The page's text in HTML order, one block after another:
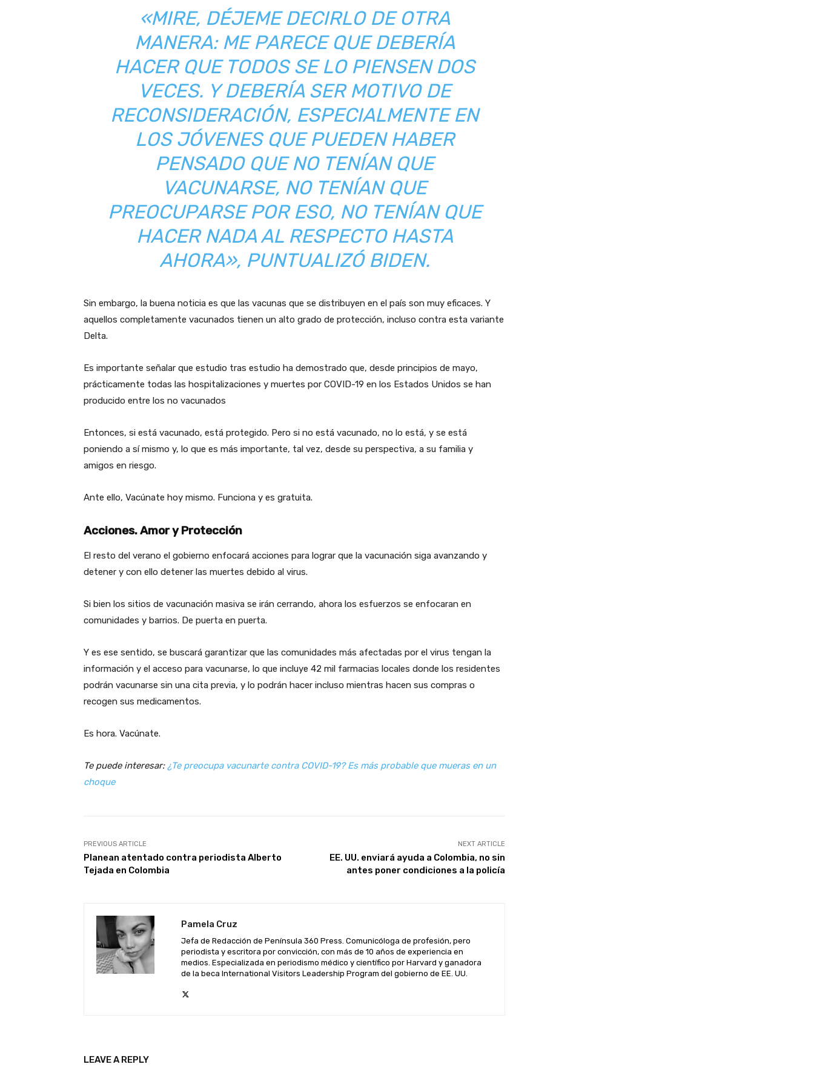
«MIRE, DÉJEME DECIRLO DE OTRA
MANERA: ME PARECE QUE DEBERÍA
HACER QUE TODOS SE LO PIENSEN DOS
VECES. Y DEBERÍA SER MOTIVO DE
RECONSIDERACIÓN, ESPECIALMENTE EN
LOS JÓVENES QUE PUEDEN HABER
PENSADO QUE NO TENÍAN QUE
VACUNARSE, NO TENÍAN QUE
PREOCUPARSE POR ESO, NO TENÍAN QUE
HACER NADA AL RESPECTO HASTA
AHORA», PUNTUALIZÓ BIDEN.
Sin embargo, la buena noticia es que las vacunas que se distribuyen en el país son muy eficaces. Y
aquellos completamente vacunados tienen un alto grado de protección, incluso contra esta variante
Delta.
Es importante señalar que estudio tras estudio ha demostrado que, desde principios de mayo,
prácticamente todas las hospitalizaciones y muertes por COVID-19 en los Estados Unidos se han
producido entre los no vacunados
Entonces, si está vacunado, está protegido. Pero si no está vacunado, no lo está, y se está
poniendo a sí mismo y, lo que es más importante, tal vez, desde su perspectiva, a su familia y
amigos en riesgo.
Ante ello, Vacúnate hoy mismo. Funciona y es gratuita.
Acciones. Amor y Protección
El resto del verano el gobierno enfocará acciones para lograr que la vacunación siga avanzando y
detener y con ello detener las muertes debido al virus.
Si bien los sitios de vacunación masiva se irán cerrando, ahora los esfuerzos se enfocaran en
comunidades y barrios. De puerta en puerta.
Y es ese sentido, se buscará garantizar que las comunidades más afectadas por el virus tengan la
información y el acceso para vacunarse, lo que incluye 42 mil farmacias locales donde los residentes
podrán vacunarse sin una cita previa, y lo podrán hacer incluso mientras hacen sus compras o
recogen sus medicamentos.
Es hora. Vacúnate.
Te puede interesar:¿Te preocupa vacunarte contra COVID-19? Es más probable que mueras en un
choque
PREVIOUS ARTICLE
Planean atentado contra periodista Alberto
Tejada en Colombia
NEXT ARTICLE
EE. UU. enviará ayuda a Colombia, no sin
antes poner condiciones a la policía
Pamela Cruz
Jefa de Redacción de Península 360 Press. Comunicóloga de profesión, pero
periodista y escritora por convicción, con más de 10 años de experiencia en
medios. Especializada en periodismo médico y científico por Harvard y ganadora
de la beca International Visitors Leadership Program del gobierno de EE. UU.
LEAVE A REPLY